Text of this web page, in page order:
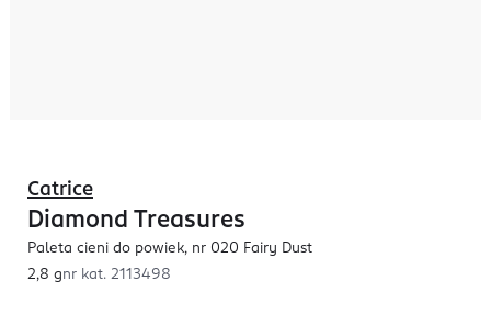
Catrice
Diamond Treasures
Paleta cieni do powiek, nr 020 Fairy Dust
2,8 gnr kat. 2113498